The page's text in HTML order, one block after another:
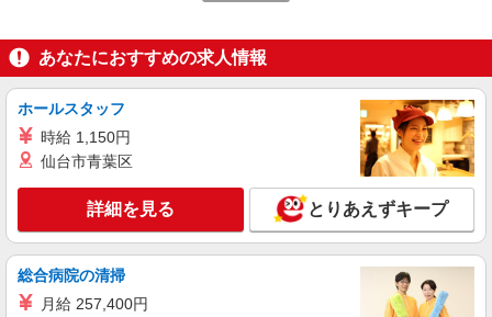
【docomo】の携帯販売スタッフ
時給1300円〜1350円（経験・能力による） ※
残業代支給 ★交通費別途支給（規定あり） ゜
+゜・。○。・゜+゜・。○。・゜+゜ 入社祝い金10
有）★ ゜・。○。・゜+゜・。○。・゜+゜
鹿児島県薩摩川内市のdocomoショップ
詳細を見る
紹介予定派遣
株式会社シエロ
【softbank】人気機種に詳しくなれる携帯販
売
あなたにおすすめの求人情報
ホールスタッフ
時給 1,150円
仙台市青葉区
詳細を見る とりあえずキープ
総合病院の清掃
月給 257,400円